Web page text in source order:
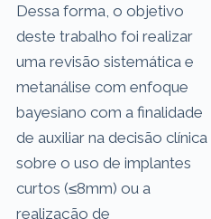
Dessa forma, o objetivo
deste trabalho foi realizar
uma revisão sistemática e
metanálise com enfoque
bayesiano com a finalidade
de auxiliar na decisão clínica
sobre o uso de implantes
curtos (≤8mm) ou a
realização de